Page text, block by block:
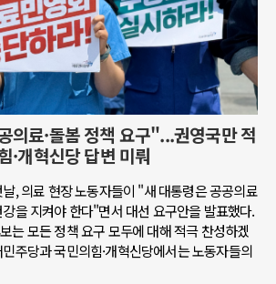
의료·돌봄 정책 요구"...권영국만 적
·개혁신당 답변 미뤄
, 의료 현장 노동자들이 "새 대통령은 공공의료
강을 지켜야 한다"면서 대선 요구안을 발표했다.
는 모든 정책 요구 모두에 대해 적극 찬성하겠
주당과 국민의힘·개혁신당에서는 노동자들의